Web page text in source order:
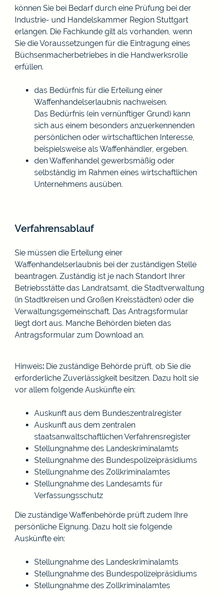
können Sie bei Bedarf durch eine Prüfung bei der
Industrie- und Handelskammer Region Stuttgart
erlangen. Die Fachkunde gilt als vorhanden, wenn
Sie die Voraussetzungen für die Eintragung eines
Büchsenmacherbetriebes in die Handwerksrolle
erfüllen.
das Bedürfnis für die Erteilung einer
Waffenhandelserlaubnis nachweisen.
Das Bedürfnis (ein vernünftiger Grund) kann
sich aus einem besonders anzuerkennenden
persönlichen oder wirtschaftlichen Interesse,
beispielsweise als Waffenhändler, ergeben.
den Waffenhandel gewerbsmäßig oder
selbständig im Rahmen eines wirtschaftlichen
Unternehmens ausüben.
Verfahrensablauf
Sie müssen die Erteilung einer
Waffenhandelserlaubnis bei der zuständigen Stelle
beantragen. Zuständig ist je nach Standort Ihrer
Betriebsstätte das Landratsamt, die Stadtverwaltung
(in Stadtkreisen und Großen Kreisstädten) oder die
Verwaltungsgemeinschaft. Das Antragsformular
liegt dort aus. Manche Behörden bieten das
Antragsformular zum Download an.
Hinweis: Die zuständige Behörde prüft, ob Sie die
erforderliche Zuverlässigkeit besitzen. Dazu holt sie
vor allem folgende Auskünfte ein:
Auskunft aus dem Bundeszentralregister
Auskunft aus dem zentralen
staatsanwaltschaftlichen Verfahrensregister
Stellungnahme des Landeskriminalamts
Stellungnahme des Bundespolizeipräsidiums
Stellungnahme des Zollkriminalamtes
Stellungnahme des Landesamts für
Verfassungsschutz
Die zuständige Waffenbehörde prüft zudem Ihre
persönliche Eignung. Dazu holt sie folgende
Auskünfte ein:
Stellungnahme des Landeskriminalamts
Stellungnahme des Bundespolizeipräsidiums
Stellungnahme des Zollkriminalamtes